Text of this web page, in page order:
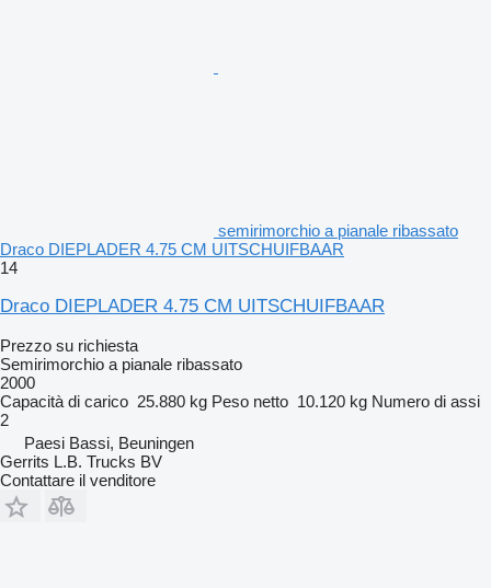
semirimorchio a pianale ribassato
Draco DIEPLADER 4.75 CM UITSCHUIFBAAR
14
Draco DIEPLADER 4.75 CM UITSCHUIFBAAR
Prezzo su richiesta
Semirimorchio a pianale ribassato
2000
Capacità di carico 25.880 kg Peso netto 10.120 kg Numero di assi
2
Paesi Bassi, Beuningen
Gerrits L.B. Trucks BV
Contattare il venditore